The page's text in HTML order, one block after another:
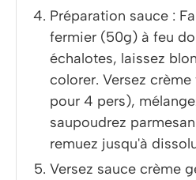
Préparation sauce :
fermier (50g) à feu
échalotes, laissez
colorer. Versez
pour 4 pers),
saupoudrez
remuez jusqu'à
Versez sauce crème